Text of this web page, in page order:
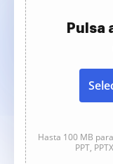
Pulsa
Hasta 100 MB
PPT,